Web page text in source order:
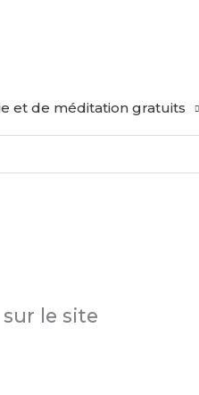
et de méditation gratuits
le site